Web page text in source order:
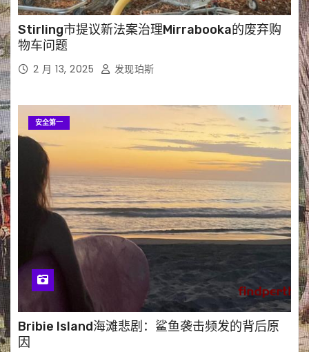
Stirling市提议新法案治理Mirrabooka的废弃购
物车问题
2 月 13, 2025 发现珀斯
安全第一
Bribie Island海滩悲剧：鲨鱼袭击频发的背后原
因